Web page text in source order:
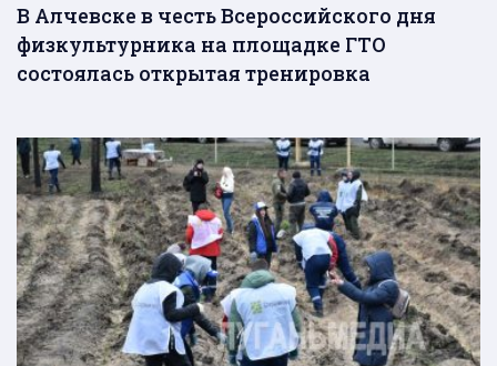
В Алчевске в честь Всероссийского дня
физкультурника на площадке ГТО
состоялась открытая тренировка